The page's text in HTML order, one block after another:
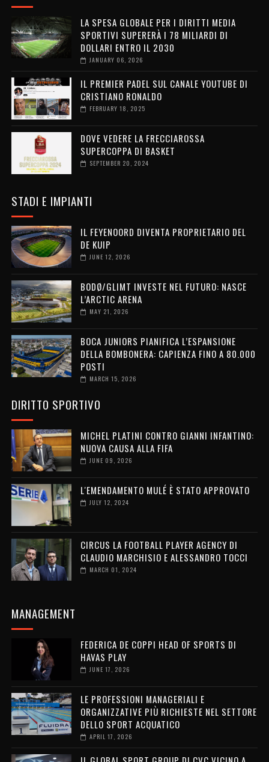
LA SPESA GLOBALE PER I DIRITTI MEDIA
SPORTIVI SUPERERÀ I 78 MILIARDI DI
DOLLARI ENTRO IL 2030
JANUARY 06, 2026
IL PREMIER PADEL SUL CANALE YOUTUBE DI
CRISTIANO RONALDO
FEBRUARY 18, 2025
DOVE VEDERE LA FRECCIAROSSA
SUPERCOPPA DI BASKET
SEPTEMBER 20, 2024
STADI E IMPIANTI
IL FEYENOORD DIVENTA PROPRIETARIO DEL
DE KUIP
JUNE 12, 2026
BODØ/GLIMT INVESTE NEL FUTURO: NASCE
L’ARCTIC ARENA
MAY 21, 2026
BOCA JUNIORS PIANIFICA L’ESPANSIONE
DELLA BOMBONERA: CAPIENZA FINO A 80.000
POSTI
MARCH 15, 2026
DIRITTO SPORTIVO
MICHEL PLATINI CONTRO GIANNI INFANTINO:
NUOVA CAUSA ALLA FIFA
JUNE 09, 2026
L'EMENDAMENTO MULÉ È STATO APPROVATO
JULY 12, 2024
CIRCUS LA FOOTBALL PLAYER AGENCY DI
CLAUDIO MARCHISIO E ALESSANDRO TOCCI
MARCH 01, 2024
MANAGEMENT
FEDERICA DE COPPI HEAD OF SPORTS DI
HAVAS PLAY
JUNE 17, 2026
LE PROFESSIONI MANAGERIALI E
ORGANIZZATIVE PIÙ RICHIESTE NEL SETTORE
DELLO SPORT ACQUATICO
APRIL 17, 2026